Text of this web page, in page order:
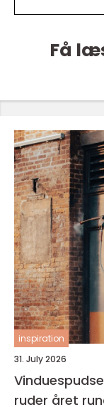
Få
inspiration
31. July 2026
Vinduespudser herning
ruder året